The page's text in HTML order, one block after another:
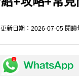
新日期：2026-07-05 閱讀